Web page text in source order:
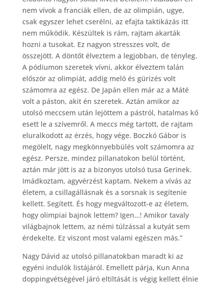
nem vívok a franciák ellen, de az olimpián, ugye,
csak egyszer lehet cserélni, az efajta taktikázás itt
nem működik. Készültek is rám, rajtam akarták
hozni a tusokat. Ez nagyon stresszes volt, de
összejött. A döntőt élveztem a legjobban, de tényleg.
A pódiumon szeretek vívni, akkor élveztem talán
először az olimpiát, addig meló és gürizés volt
számomra az egész. De Japán ellen már az a Máté
volt a páston, akit én szeretek. Aztán amikor az
utolsó meccsem után lejöttem a pástról, hatalmas kő
esett le a szívemről. A meccs még tartott, de rajtam
eluralkodott az érzés, hogy vége. Boczkó Gábor is
megölelt, nagy megkönnyebbülés volt számomra az
egész. Persze, mindez pillanatokon belül történt,
aztán már jött is az a bizonyos utolsó tusa Gerinek.
Imádkoztam, agyvérzést kaptam. Nekem a vívás az
életem, a csillagállásnak és a sorsnak is segítenie
kellett. Segített. És hogy megváltozott-e az életem,
hogy olimpiai bajnok lettem? Igen…! Amikor tavaly
világbajnok lettem, az némi túlzással a kutyát sem
érdekelte. Ez viszont most valami egészen más.”
Nagy Dávid az utolsó pillanatokban maradt ki az
egyéni indulók listájáról. Emellett párja, Kun Anna
doppingvétségével járó eltiltását is végig kellett élnie